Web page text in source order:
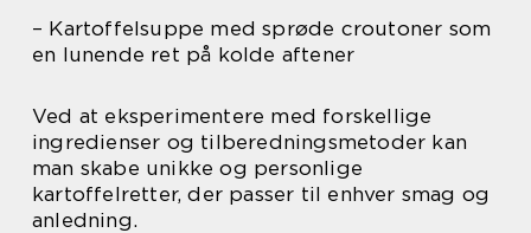
– Kartoffelsuppe med sprøde croutoner som
en lunende ret på kolde aftener
Ved at eksperimentere med forskellige
ingredienser og tilberedningsmetoder kan
man skabe unikke og personlige
kartoffelretter, der passer til enhver smag og
anledning.